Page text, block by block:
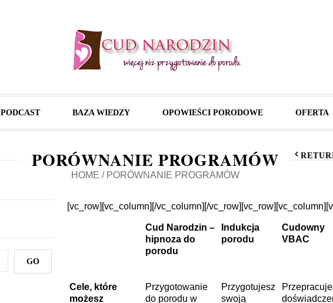
PODCAST BAZA WIEDZY OPOWIEŚCI PORODOWE OFERTA
PORÓWNANIE PROGRAMÓW
HOME / PORÓWNANIE PROGRAMÓW
[vc_row][vc_column][/vc_column][/
Cud Narodzin –
hipnoza do
porodu
Indukcja
porodu
Cudowny
VBAC
Cele, które
możesz
Przygotowanie
do porodu w
Przygotujesz
swoją